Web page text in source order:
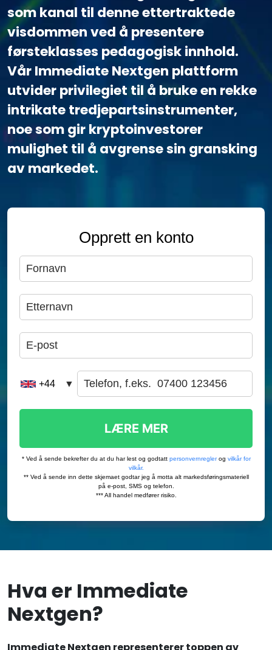
som kanal til denne ettertraktede
visdommen ved å presentere
førsteklasses pedagogisk innhold.
Vår Immediate Nextgen plattform
utvider privilegiet til å bruke en rekke
intrikate tredjepartsinstrumenter,
noe som gir kryptoinvestorer
mulighet til å avgrense sin gransking
av markedet.
Hva er Immediate
Nextgen?